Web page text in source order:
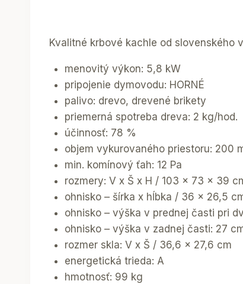
Kvalitné krbové kachle od slovenského
menovitý výkon: 5,8 kW
pripojenie dymovodu: HORNÉ
palivo: drevo, drevené brikety
priemerná spotreba dreva: 2 kg/hod.
účinnosť: 78 %
objem vykurovaného priestoru: 200
min. komínový ťah: 12 Pa
rozmery: V x Š x H / 103 x 73 x 39
ohnisko – šírka x hĺbka / 36 x 26,5
ohnisko – výška v prednej časti pri
ohnisko – výška v zadnej časti: 27
rozmer skla: V x Š / 36,6 x 27,6 cm
energetická trieda: A
hmotnosť: 99 kg